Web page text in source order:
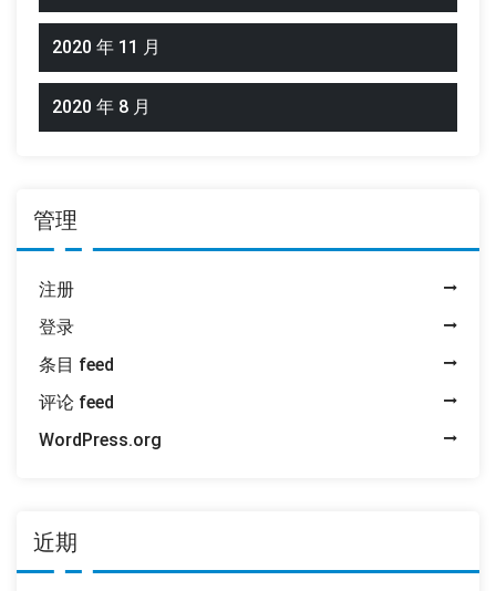
2020 年 11 月
2020 年 8 月
管理
注册
登录
条目 feed
评论 feed
WordPress.org
近期